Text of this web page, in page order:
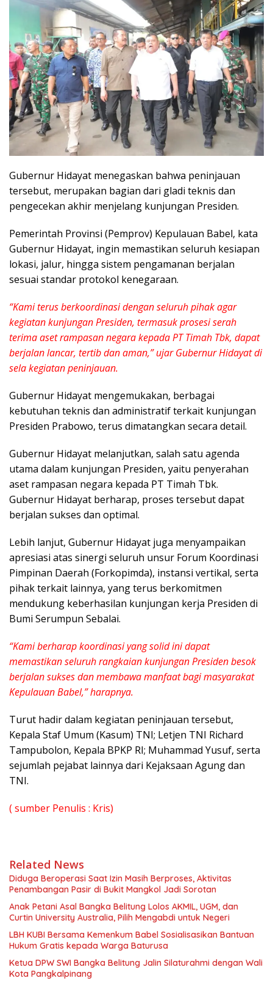
Gubernur Hidayat menegaskan bahwa peninjauan
tersebut, merupakan bagian dari gladi teknis dan
pengecekan akhir menjelang kunjungan Presiden.
Pemerintah Provinsi (Pemprov) Kepulauan Babel, kata
Gubernur Hidayat, ingin memastikan seluruh kesiapan
lokasi, jalur, hingga sistem pengamanan berjalan
sesuai standar protokol kenegaraan.
“Kami terus berkoordinasi dengan seluruh pihak agar
kegiatan kunjungan Presiden, termasuk prosesi serah
terima aset rampasan negara kepada PT Timah Tbk, dapat
berjalan lancar, tertib dan aman,” ujar Gubernur Hidayat di
sela kegiatan peninjauan.
Gubernur Hidayat mengemukakan, berbagai
kebutuhan teknis dan administratif terkait kunjungan
Presiden Prabowo, terus dimatangkan secara detail.
Gubernur Hidayat melanjutkan, salah satu agenda
utama dalam kunjungan Presiden, yaitu penyerahan
aset rampasan negara kepada PT Timah Tbk.
Gubernur Hidayat berharap, proses tersebut dapat
berjalan sukses dan optimal.
Lebih lanjut, Gubernur Hidayat juga menyampaikan
apresiasi atas sinergi seluruh unsur Forum Koordinasi
Pimpinan Daerah (Forkopimda), instansi vertikal, serta
pihak terkait lainnya, yang terus berkomitmen
mendukung keberhasilan kunjungan kerja Presiden di
Bumi Serumpun Sebalai.
“Kami berharap koordinasi yang solid ini dapat
memastikan seluruh rangkaian kunjungan Presiden besok
berjalan sukses dan membawa manfaat bagi masyarakat
Kepulauan Babel,” harapnya.
Turut hadir dalam kegiatan peninjauan tersebut,
Kepala Staf Umum (Kasum) TNI; Letjen TNI Richard
Tampubolon, Kepala BPKP RI; Muhammad Yusuf, serta
sejumlah pejabat lainnya dari Kejaksaan Agung dan
TNI.
( sumber Penulis : Kris)
Related News
Diduga Beroperasi Saat Izin Masih Berproses, Aktivitas
Penambangan Pasir di Bukit Mangkol Jadi Sorotan
Anak Petani Asal Bangka Belitung Lolos AKMIL, UGM, dan
Curtin University Australia, Pilih Mengabdi untuk Negeri
LBH KUBI Bersama Kemenkum Babel Sosialisasikan Bantuan
Hukum Gratis kepada Warga Baturusa
Ketua DPW SWI Bangka Belitung Jalin Silaturahmi dengan Wali
Kota Pangkalpinang